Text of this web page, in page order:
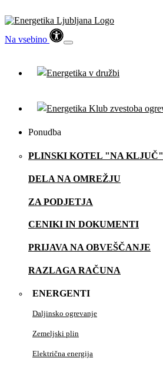
Na vsebino
Ponudba
PLINSKI KOTEL "NA KLJUČ"
DELA NA OMREŽJU
ZA PODJETJA
CENIKI IN DOKUMENTI
PRIJAVA NA OBVEŠČANJE
RAZLAGA RAČUNA
ENERGENTI
Daljinsko ogrevanje
Zemeljski plin
Električna energija